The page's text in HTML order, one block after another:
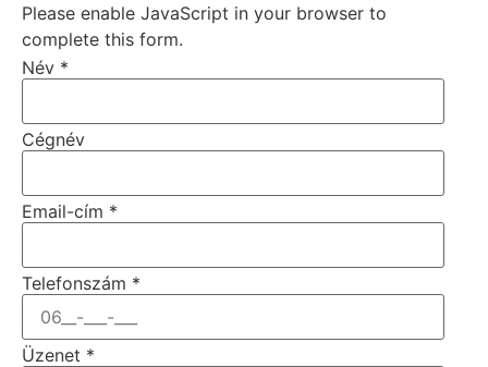
Please enable JavaScript in your browser to
complete this form.
Név *
Cégnév
Email-cím *
Telefonszám *
Üzenet *